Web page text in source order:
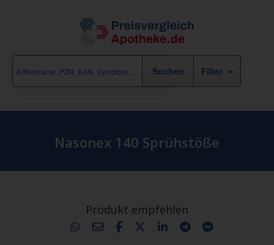
Filter
Nasonex 140 Sprühstöße
Produkt empfehlen